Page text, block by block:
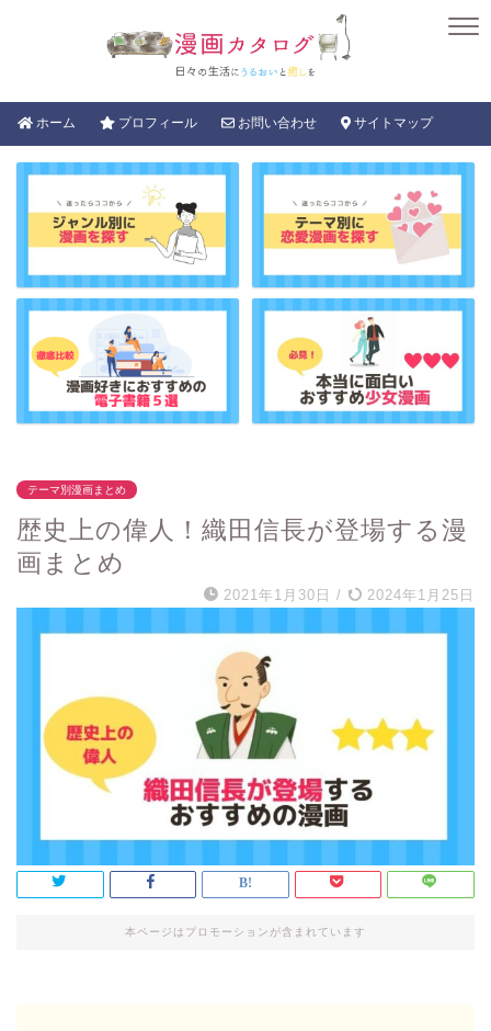
ホーム プロフィール お問い合わせ サイトマップ
テーマ別漫画まとめ
歴史上の偉人！織田信長が登場する漫
画まとめ
2021年1月30日 / 2024年1月25日
本ページはプロモーションが含まれています